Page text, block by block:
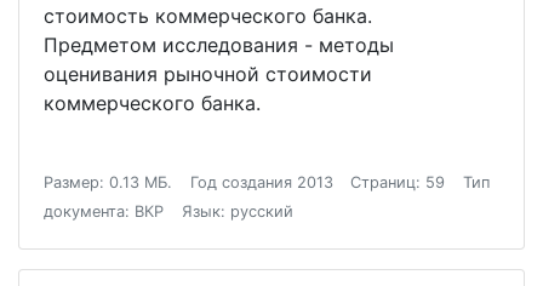
стоимость коммерческого банка.
Предметом исследования - методы
оценивания рыночной стоимости
коммерческого банка.
Размер: 0.13 МБ. Год создания 2013 Страниц: 59
Тип
документа: ВКР
Язык: русский